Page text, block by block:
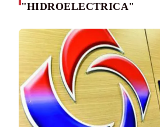
"HIDROELECTRICA"